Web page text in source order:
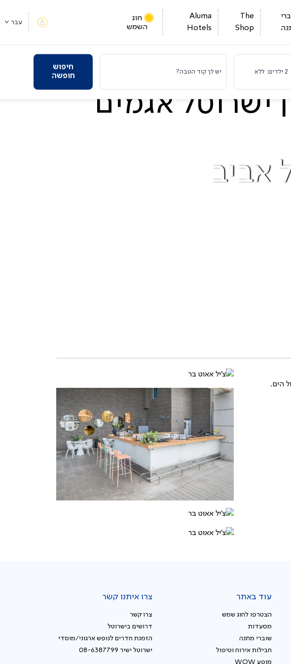
The
Shop
Aluma
Hotels
חוג
השמש
עבר
2 ילדים: ללא יש לך קוד הטבה?
חיפוש
חופשה
אביב
הים.
עוד באתר
הצטרפו לחוג שמש
מסעדות
שוברי מתנה
חבילות אירוח וטיפול
מופע WOW
צרו איתנו קשר
צרו קשר
דרושים בישרוטל
הזמנת חדרים לנופש ארגוני/מוסדי
ישרוטל ישיר 08-6387799